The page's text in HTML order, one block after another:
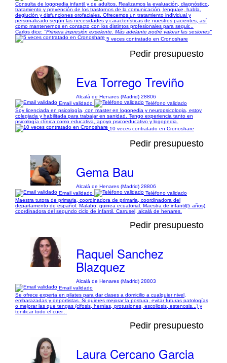
Consulta de logopedia infantil y de adultos. Realizamos la evaluación, diagnóstico,
tratamiento y prevención de los trastornos de la comunicación, lenguaje, habla,
deglución y disfunciones orofaciales. Ofrecemos un tratamiento individual y
personalizado según las necesidades y características de nuestros pacientes, así
como mantenernos en contacto con los distintos profesionales para seguir...
Carlos dice: "Primera impresión excelente. Más adelante podré valorar las sesiones"
5 veces contratado en Cronoshare
Pedir presupuesto
Eva Torrego Treviño
Alcalá de Henares (Madrid) 28806
Email validado
Teléfono validado
Soy licenciada en psicología, con master en logopedia y neuropsicologia, estoy
colegiada y habilitada para trabajar en sanidad. Tengo experiencia tanto en
psicología clínica como educativa, apoyo psicoeducativo y logopedia.
10 veces contratado en Cronoshare
Pedir presupuesto
Gema Bau
Alcalá de Henares (Madrid) 28806
Email validado
Teléfono validado
Maestra tutora de primaria, coordinadora de primaria, coordinadora del
departamento de español. Malabo, guinea ecuatorial. Maestra de infantil(5 años),
coordinadora del segundo ciclo de infantil. Carrusel, alcalá de henares.
Pedir presupuesto
Raquel Sanchez
Blazquez
Alcalá de Henares (Madrid) 28803
Email validado
Se ofrece experta en pilates para dar clases a domicilio a cualquier nivel,
embarazadas y deportistas. Si quieres mejorar la postura, evitar futuras patologías
o mejorar las que tengas (cifosis, hernias, protusiones, escoliosis, estenosis...) y
tonificar todo el cuer...
Pedir presupuesto
Laura Cercano Garcia